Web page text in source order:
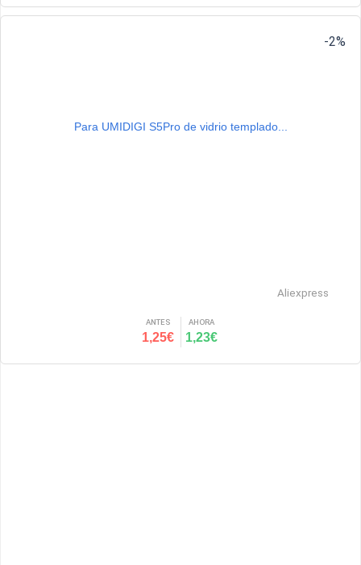
Para UMIDIGI S5Pro de vidrio templado...
Aliexpress
ANTES
1,25€
AHORA
1,23€
-2%